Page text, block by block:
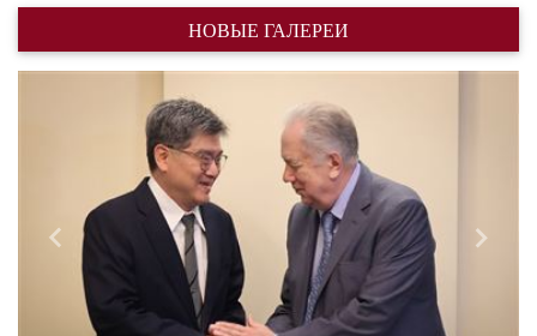
НОВЫЕ ГАЛЕРЕИ
Назад